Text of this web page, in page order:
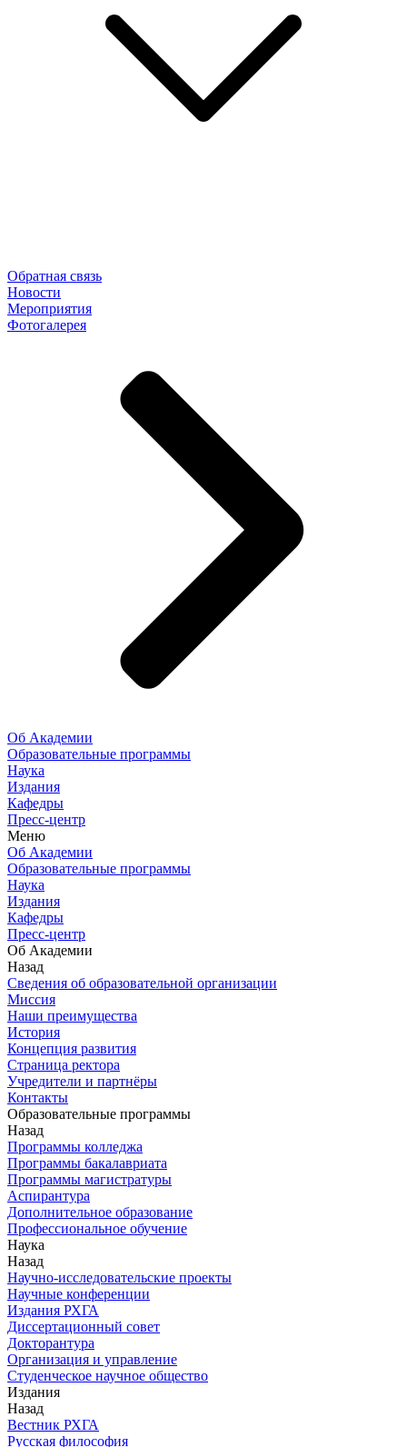
Обратная связь
Новости
Мероприятия
Фотогалерея
Об Академии
Образовательные программы
Наука
Издания
Кафедры
Пресс-центр
Меню
Об Академии
Образовательные программы
Наука
Издания
Кафедры
Пресс-центр
Об Академии
Назад
Сведения об образовательной организации
Миссия
Наши преимущества
История
Концепция развития
Страница ректора
Учредители и партнёры
Контакты
Образовательные программы
Назад
Программы колледжа
Программы бакалавриата
Программы магистратуры
Аспирантура
Дополнительное образование
Профессиональное обучение
Наука
Назад
Научно-исследовательские проекты
Научные конференции
Издания РХГА
Диссертационный совет
Докторантура
Организация и управление
Студенческое научное общество
Издания
Назад
Вестник РХГА
Русская философия